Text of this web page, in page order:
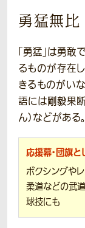
勇猛無比
「勇猛」は勇敢
るものが存在
きるものがい
語には剛毅果
ん）などがある。
応援幕・団旗
ボクシングや
柔道などの武
球技にも